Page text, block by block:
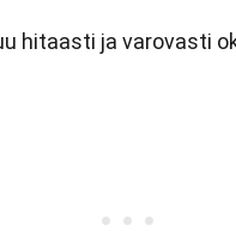
hitaasti ja varovasti